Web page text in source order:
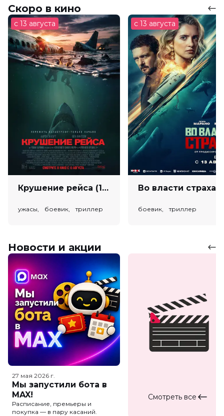
Скоро в кино
с 13 августа
Крушение рейса (18+)
ужасы, боевик, триллер
с 13 августа
боевик, триллер
Новости и акции
27 мая 2026 г.
Мы запустили бота в
MAX!
Расписание, премьеры и
покупка — в пару касаний.
Смотреть все